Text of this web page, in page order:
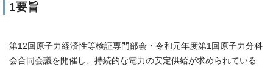
1要旨
第12回原子力経済性等検証専門部会・令和元年度第1回原子力分科
会合同会議を開催し、持続的な電力の安定供給が求められている